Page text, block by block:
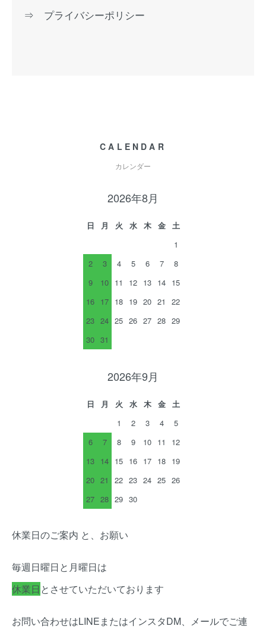
⇒ プライバシーポリシー
CALENDAR
カレンダー
2026年8月
日 月 火 水 木 金
土
1
2
3 4 5 6 7
8
9
10 11 12 13 14 15
16 17 18 19 20 21
22
23 24 25 26 27 28 29
30 31
2026年9月
日 月 火 水 木 金
土
1
2 3 4
5
6
7 8 9 10 11
12
13 14 15 16 17 18 19
20 21 22 23 24 25 26
27 28 29 30
休業日のご案内 と、お願い
毎週日曜日と月曜日は
休業日 とさせていただいております
お問い合わせはLINEまたはインスタDM、メールでご連